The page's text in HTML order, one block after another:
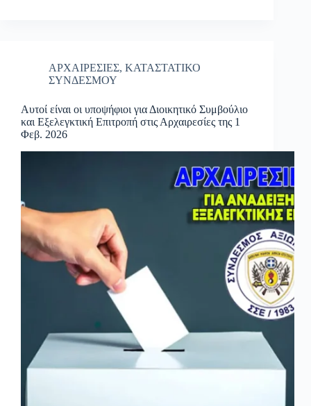
ΑΡΧΑΙΡΕΣΙΕΣ, ΚΑΤΑΣΤΑΤΙΚΟ
ΣΥΝΔΕΣΜΟΥ
Αυτοί είναι οι υποψήφιοι για Διοικητικό Συμβούλιο
και Εξελεγκτική Επιτροπή στις Αρχαιρεσίες της 1
Φεβ. 2026